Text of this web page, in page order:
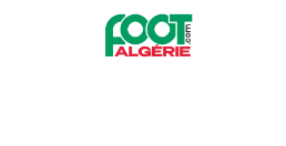
Skip to content